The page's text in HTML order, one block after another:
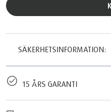
SÄKERHETSINFORMATION:
15 ÅRS GARANTI